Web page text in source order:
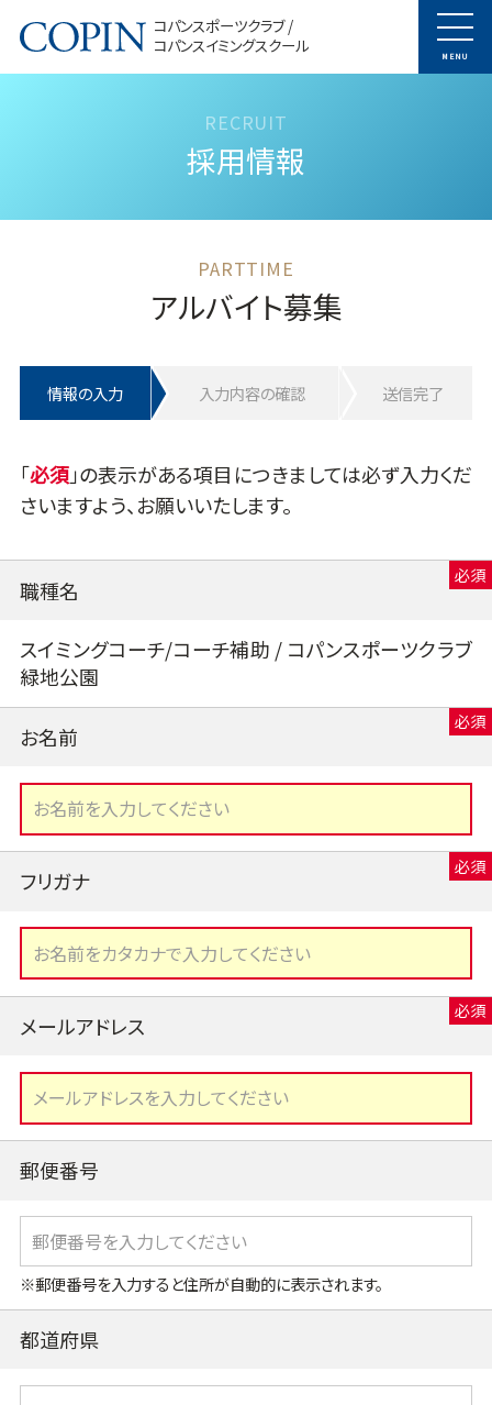
コパンスポーツクラブ /
コパンスイミングスクール
MENU
採用情報
アルバイト募集
情報の入力 入力内容の確認 送信完了
「
」の表示がある項目につきましては必ず入力くだ
さいますよう、お願いいたします。
職種名
スイミングコーチ/コーチ補助 / コパンスポーツクラブ
緑地公園
お名前
フリガナ
メールアドレス
郵便番号
※郵便番号を入力すると住所が自動的に表示されます。
都道府県